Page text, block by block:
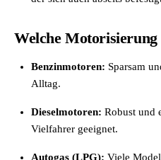
Welche Motorisierung
Benzinmotoren: Sparsam
Alltag.
Dieselmotoren: Robust und
Vielfahrer geeignet.
Autogas (LPG): Viele